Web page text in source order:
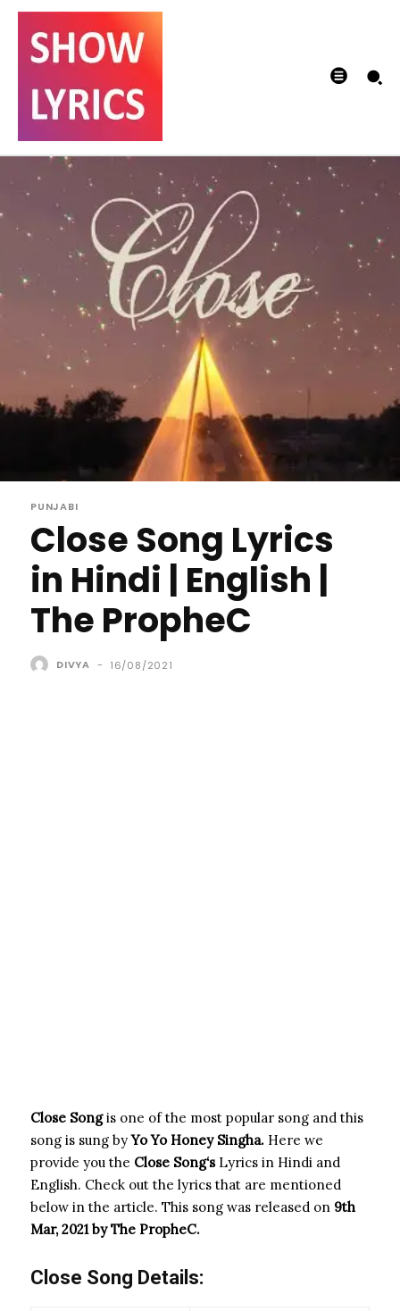
PUNJABI
Close Song Lyrics
in Hindi | English |
The PropheC
DIVYA - 16/08/2021
Close Songis one of the most popular song and this
song is sung byYo Yo Honey Singha. Here we
provide you the Close Song‘sLyrics in Hindi and
English. Check out the lyrics that are mentioned
below in the article. This song was released on 9th
Mar, 2021 by The PropheC.
Close Song Details: